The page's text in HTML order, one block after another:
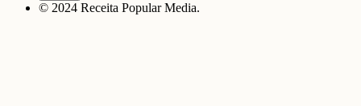
© 2024 Receita Popular Media.